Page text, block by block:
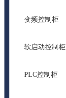
变频控制柜
软启动控制柜
PLC控制柜